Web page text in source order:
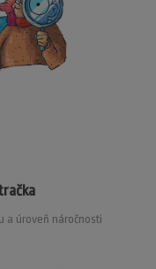
a úroveň náročnosti